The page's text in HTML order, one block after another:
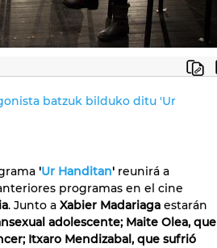
batzuk bilduko ditu 'Ur
'Ur Handitan' reunirá a
programas en el cine
. Junto a Xabier Madariaga estarán
adolescente; Maite Olea, que
Itxaro Mendizabal, que sufrió